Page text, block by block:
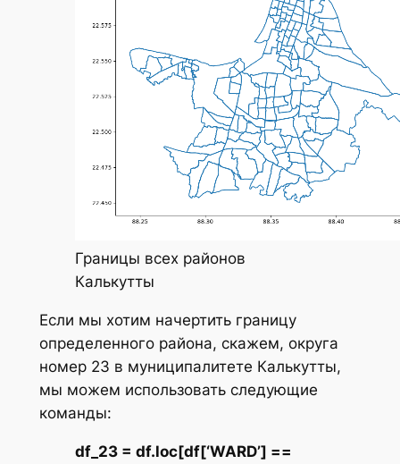
Границы всех районов
Калькутты
Если мы хотим начертить границу
определенного района, скажем, округа
номер 23 в муниципалитете Калькутты,
мы можем использовать следующие
команды:
df_23 = df.loc[df[‘WARD’] ==